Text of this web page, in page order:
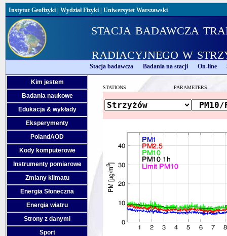
Instytut Geofizyki | Wydział Fizyki | Uniwersytet Warszawski
stacja badawcza
radiacyjnego w
Stacja badawcza Badania na stacji On-line
Kim jestem
Badania naukowe
Edukacja & wykłady
Eksperymenty
PolandAOD
Kody komputerowe
Instrumenty pomiarowe
Zmiany klimatu
Energia Słoneczna
Energia wiatru
Strony z danymi
Sport
STATIONS PARAMETERS